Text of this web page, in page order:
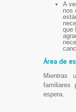
A
nos
que
Área de
Mientras
familiares
espera.